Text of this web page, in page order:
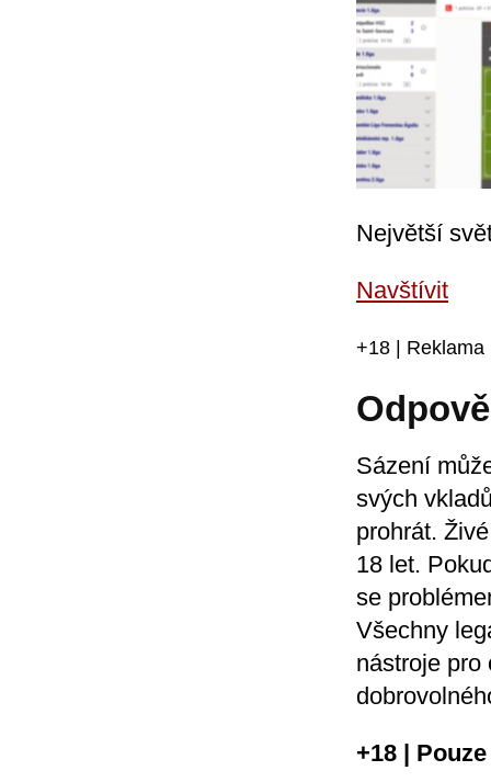
Největší
Navštívit
+18 |
Sázení
svých
prohrát.
18 let.
se
Všechny
nástroje
+18 |